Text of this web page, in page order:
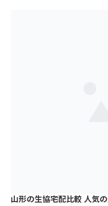
山形の生協宅配比較 人気